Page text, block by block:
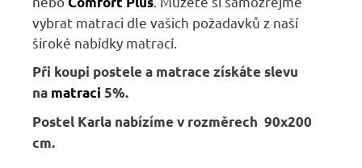
vybrat matraci dle vašich požadavků z naší
široké nabídky matrací.
Při koupi postele a matrace získáte slevu
na matraci 5%.
Postel Karla nabízíme v rozměrech 90x200
cm.